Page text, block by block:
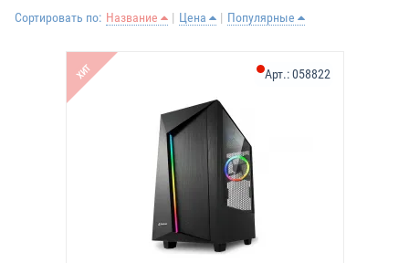
Сортировать по: Название Цена Популярные
ХИТ Арт.:058822